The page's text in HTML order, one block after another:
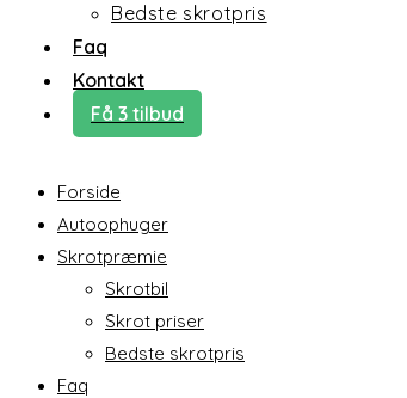
Bedste skrotpris
Faq
Kontakt
Få 3 tilbud
Forside
Autoophuger
Skrotpræmie
Skrotbil
Skrot priser
Bedste skrotpris
Faq